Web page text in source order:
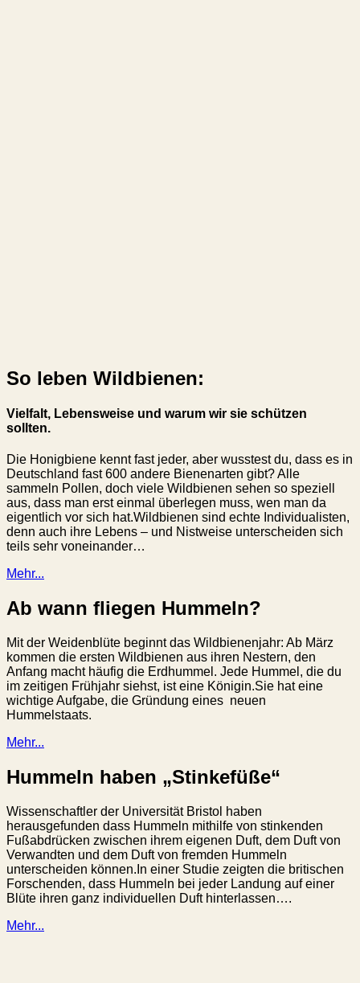
So leben Wildbienen:
Vielfalt, Lebensweise und warum wir sie schützen
sollten.
Die Honigbiene kennt fast jeder, aber wusstest du, dass es in
Deutschland fast 600 andere Bienenarten gibt? Alle
sammeln Pollen, doch viele Wildbienen sehen so speziell
aus, dass man erst einmal überlegen muss, wen man da
eigentlich vor sich hat.Wildbienen sind echte Individualisten,
denn auch ihre Lebens – und Nistweise unterscheiden sich
teils sehr voneinander…
Mehr...
Ab wann fliegen Hummeln?
Mit der Weidenblüte beginnt das Wildbienenjahr: Ab März
kommen die ersten Wildbienen aus ihren Nestern, den
Anfang macht häufig die Erdhummel. Jede Hummel, die du
im zeitigen Frühjahr siehst, ist eine Königin.Sie hat eine
wichtige Aufgabe, die Gründung eines neuen
Hummelstaats.
Mehr...
Hummeln haben „Stinkefüße“
Wissenschaftler der Universität Bristol haben
herausgefunden dass Hummeln mithilfe von stinkenden
Fußabdrücken zwischen ihrem eigenen Duft, dem Duft von
Verwandten und dem Duft von fremden Hummeln
unterscheiden können.In einer Studie zeigten die britischen
Forschenden, dass Hummeln bei jeder Landung auf einer
Blüte ihren ganz individuellen Duft hinterlassen….
Mehr...